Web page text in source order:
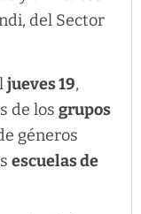
del Sector
jueves 19,
de los grupos
géneros
escuelas de